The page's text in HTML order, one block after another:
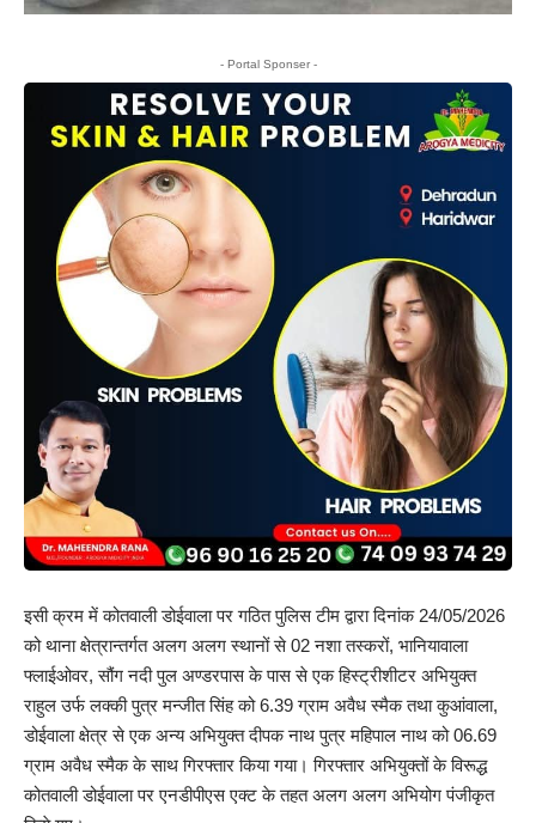
- Portal Sponser -
इसी क्रम में कोतवाली डोईवाला पर गठित पुलिस टीम द्वारा दिनांक 24/05/2026
को थाना क्षेत्रान्तर्गत अलग अलग स्थानों से 02 नशा तस्करों, भानियावाला
फ्लाईओवर, सौंग नदी पुल अण्डरपास के पास से एक हिस्ट्रीशीटर अभियुक्त
राहुल उर्फ लक्की पुत्र मन्जीत सिंह को 6.39 ग्राम अवैध स्मैक तथा कुआंवाला,
डोईवाला क्षेत्र से एक अन्य अभियुक्त दीपक नाथ पुत्र महिपाल नाथ को 06.69
ग्राम अवैध स्मैक के साथ गिरफ्तार किया गया। गिरफ्तार अभियुक्तों के विरूद्ध
कोतवाली डोईवाला पर एनडीपीएस एक्ट के तहत अलग अलग अभियोग पंजीकृत